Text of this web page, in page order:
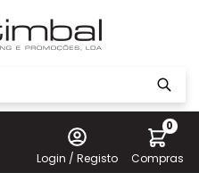
Login / Registo
0
Compras